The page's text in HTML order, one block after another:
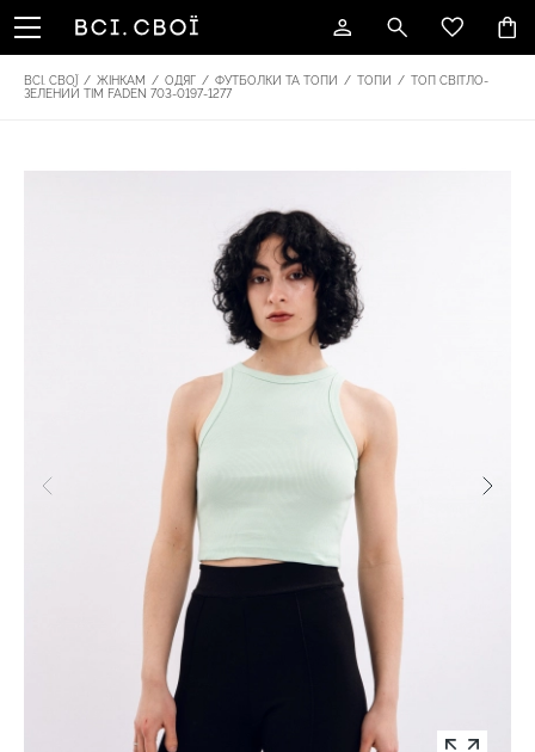
ВСІ. СВОЇ / ЖІНКАМ / ОДЯГ / ФУТБОЛКИ ТА ТОПИ / ТОПИ / ТОП СВІТЛО-
ЗЕЛЕНИЙ TIM FADEN 703-0197-1277